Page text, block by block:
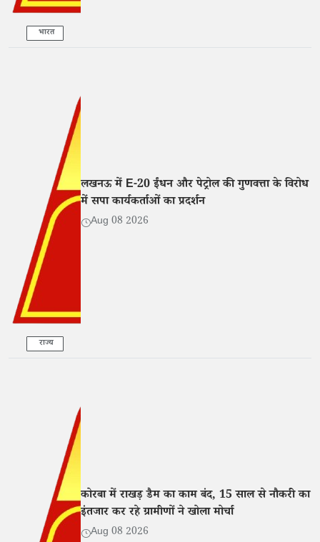
भारत
राज्य
लखनऊ में E-20 ईंधन और पेट्रोल की गुणवत्ता के विरोध
में सपा कार्यकर्ताओं का प्रदर्शन
Aug 08 2026
कोरबा में राखड़ डैम का काम बंद, 15 साल से नौकरी का
इंतजार कर रहे ग्रामीणों ने खोला मोर्चा
Aug 08 2026